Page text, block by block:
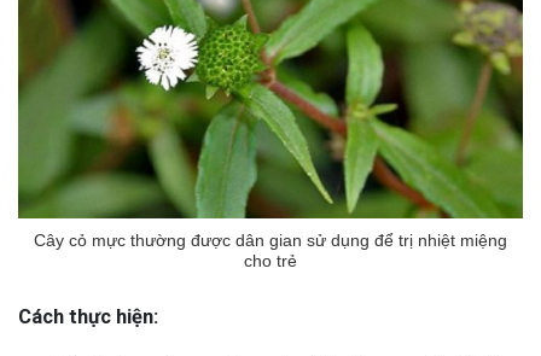
Cây cỏ mực thường được dân gian sử dụng để trị nhiệt miệng
cho trẻ
Cách thực hiện: